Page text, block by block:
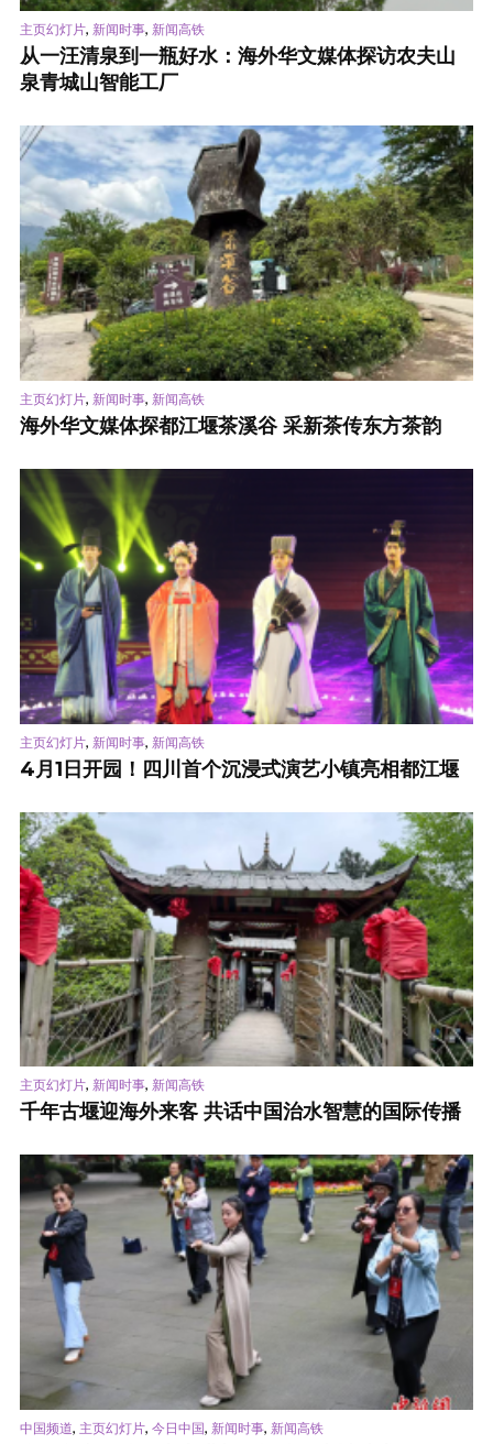
主页幻灯片, 新闻时事, 新闻高铁
从一汪清泉到一瓶好水：海外华文媒体探访农夫山
泉青城山智能工厂
主页幻灯片, 新闻时事, 新闻高铁
海外华文媒体探都江堰茶溪谷 采新茶传东方茶韵
主页幻灯片, 新闻时事, 新闻高铁
4月1日开园！四川首个沉浸式演艺小镇亮相都江堰
主页幻灯片, 新闻时事, 新闻高铁
千年古堰迎海外来客 共话中国治水智慧的国际传播
中国频道, 主页幻灯片, 今日中国, 新闻时事, 新闻高铁